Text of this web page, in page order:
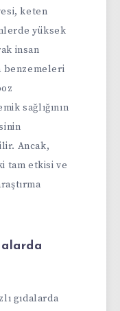
keten
yüksek
insan
benzemeleri
sağlığının
Ancak,
tam etkisi ve
gıdalarda